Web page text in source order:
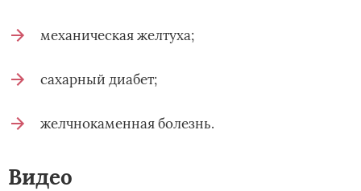
механическая желтуха;
сахарный диабет;
желчнокаменная болезнь.
Видео